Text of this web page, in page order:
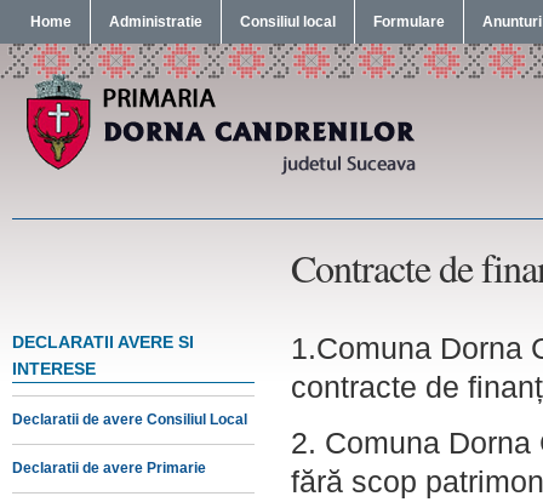
Home Administratie Consiliul local Formulare Anunturi
Contracte de
DECLARATII AVERE SI
INTERESE
Declaratii de avere Consiliul Local
Declaratii de avere Primarie
1.Comuna Dorna
contracte de
2. Comuna
fără scop